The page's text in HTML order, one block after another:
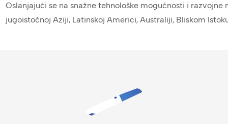
Oslanjajući se na snažne tehnološke mogućnosti i
jugoistočnoj Aziji, Latinskoj Americi, Australiji, Bliskom